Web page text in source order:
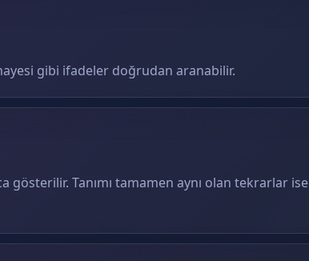
gibi ifadeler doğrudan aranabilir.
gösterilir. Tanımı tamamen aynı olan tekrarlar ise